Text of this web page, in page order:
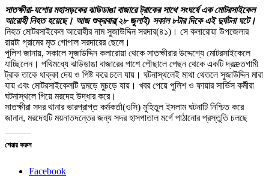
সাতক্ষীরা-যশোর মহাসড়কের ঝাউডাঙা বাজারে ট্রাকের সাথে সংঘর্ষে এক মোটরসাইকেল
আরোহী নিহত হয়েছে। আজ শুক্রবার(২৮ জুলাই) সকাল ৮টার দিকে এই দুর্ঘটনা ঘটে।
নিহত মোটরসাইকেল আরোহীর নাম সুজাউদ্দিন সরদার(৪১)। সে কলারোয়া উপজেলার
রায়টা গ্রামের মৃত গোপাল সরদারের ছেলে।
পুলিশ জানায়, সকালে সুজাউদ্দিন কলারোয়া থেকে সাতক্ষীরার উদ্দেশ্যে মোটরসাইকেলে
যাচ্ছিলেন। পথিমধ্যে ঝাউডাঙা বাজারের পাশে পৌছালে পেছন থেকে একটি দ্রæতগামী
ট্রাক তাকে ধাক্কা দেয় ও পিষ্ট করে চলে যায়। ঘটনাস্থলেই মাথা থেতলে সুজাউদ্দিন মারা
যায় এবং মোটরসাইকেলটি দুমড়ে মুচড়ে যায়। খবর পেয়ে পুলিশ ও ফায়ার সার্ভিস কর্মীরা
ঘটনাস্থলে গিয়ে মরদেহ উদ্ধার করে।
সাতক্ষীরা সদর থানার ভারপ্রাপ্ত কর্মকর্তা(ওসি) মুহিতুল ইসলাম ঘটনাটি নিশ্চিত করে
জানান, মরদেহটি ময়নাতদন্তের জন্য সদর হাসপাতাল মর্গে পাঠানোর প্রস্তুতি চলছে
শেয়ার করুন
Facebook